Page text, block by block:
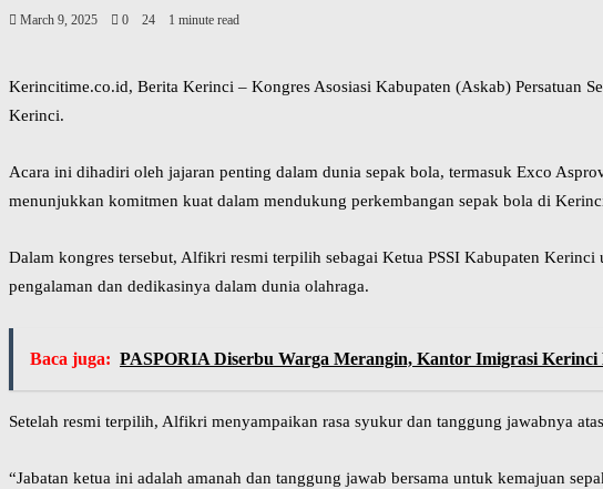
March 9, 2025 0 24 1 minute read
Kerincitime.co.id, Berita Kerinci – Kongres Asosiasi Kabupaten (Askab) Persatuan
Kerinci.
Acara ini dihadiri oleh jajaran penting dalam dunia sepak bola, termasuk Exco
menunjukkan komitmen kuat dalam mendukung perkembangan sepak bola di
Dalam kongres tersebut, Alfikri resmi terpilih sebagai Ketua PSSI Kabupaten
pengalaman dan dedikasinya dalam dunia olahraga.
Baca juga: PASPORIA Diserbu Warga Merangin, Kantor Imigrasi
Setelah resmi terpilih, Alfikri menyampaikan rasa syukur dan tanggung jawabnya
“Jabatan ketua ini adalah amanah dan tanggung jawab bersama untuk kemajuan